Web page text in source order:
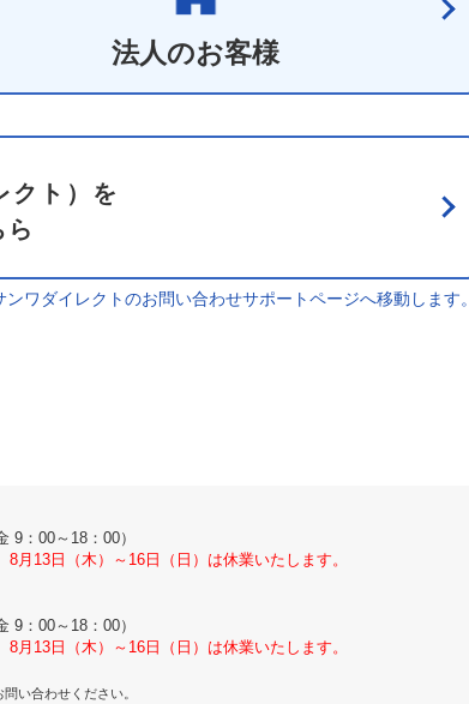
法人のお客様
クト）を
ワダイレクトのお問い合わせサポートページへ移動します。
9：00～18：00）
月13日（木）～16日（日）は休業いたします。
9：00～18：00）
月13日（木）～16日（日）は休業いたします。
い合わせください。